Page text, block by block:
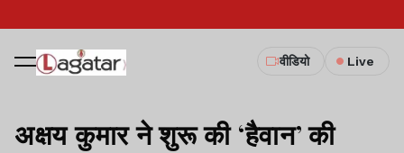
वीडियो Live
अक्षय कुमार ने शुरू की ‘हैवान’ की